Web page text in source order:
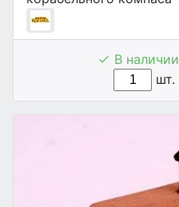
В наличии
шт.